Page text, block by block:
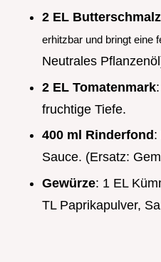
2 EL Butterschmalz
erhitzbar und bringt eine
Neutrales
2 EL Tomatenmark
fruchtige Tiefe.
400 ml Rinderfond :
Sauce. (Ersatz:
Gewürze: 1 EL
TL Paprikapulver,